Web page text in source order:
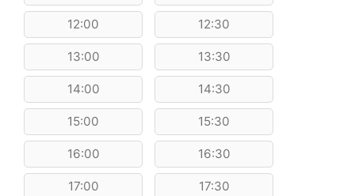
12:00 12:30
13:00 13:30
14:00 14:30
15:00 15:30
16:00 16:30
17:00 17:30